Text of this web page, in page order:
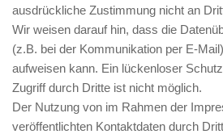
ausdrückliche Zustimmung nicht an
Wir weisen darauf hin, dass die
(z.B. bei der Kommunikation per E-
aufweisen kann. Ein lückenloser
Zugriff durch Dritte ist nicht möglich.
Der Nutzung von im Rahmen der
veröffentlichten Kontaktdaten durch